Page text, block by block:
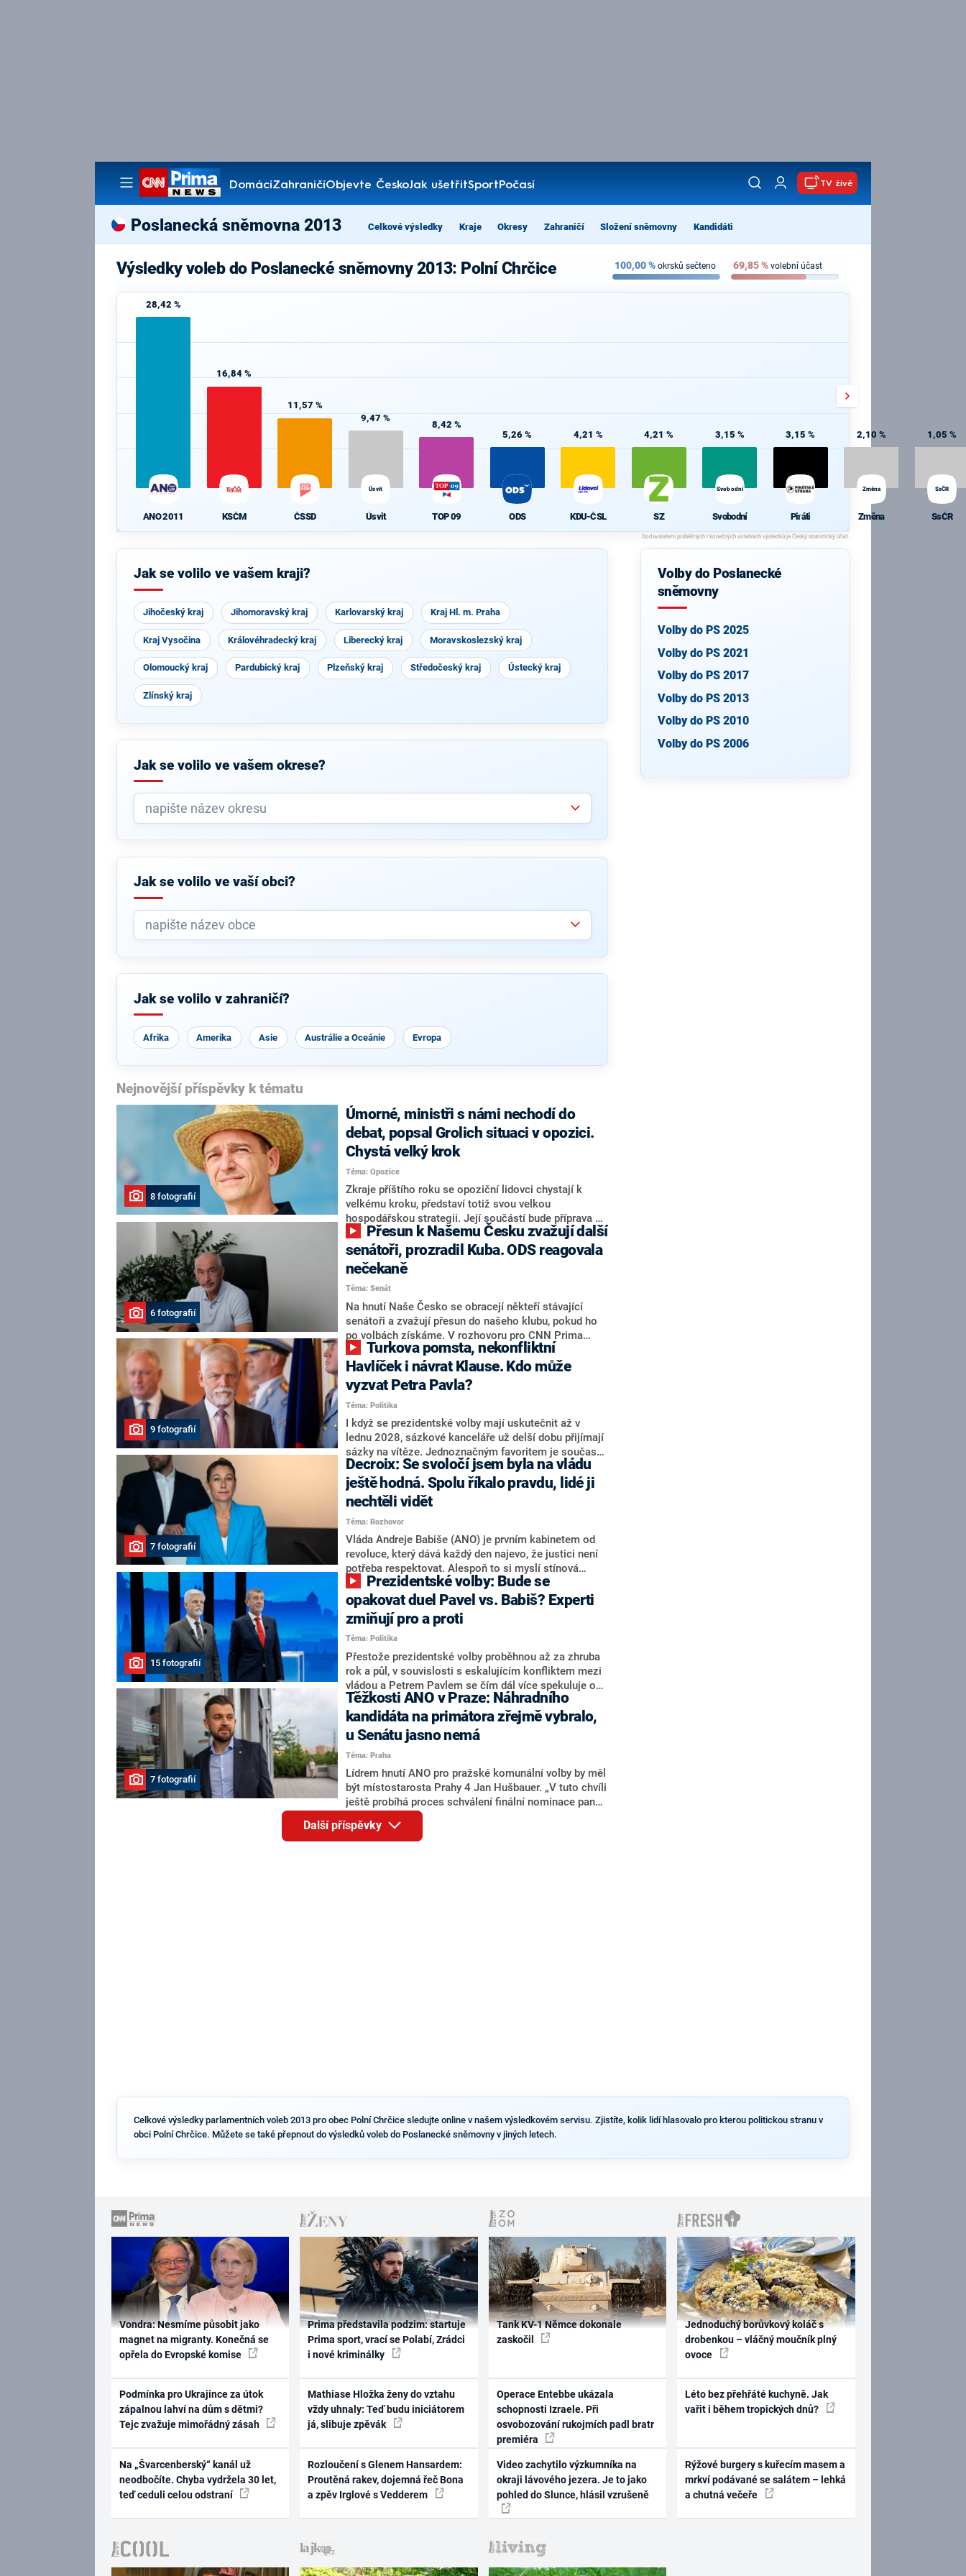
DomácíZahraničíObjevte ČeskoJak ušetřitSportPočasí
Pořady
TV živě
Poslanecká sněmovna 2013 Celkové výsledky Kraje Okresy Zahraničí Složení sněmovny Kandidáti
Výsledky voleb do Poslanecké sněmovny 2013: Polní Chrčice 100,00% okrsků sečteno 69,85% volební účast
28,42 %
ANO 2011
16,84 %
KSČM
11,57 %
ČSSD
9,47 %
Úsvit
Úsvit
8,42 %
TOP 09
5,26 %
ODS
4,21 %
KDU-ČSL
4,21 %
SZ
3,15 %
Svobodní
Svobodní
3,15 %
Piráti
2,10 %
Změna
Změna
1,05 %
SsČR
SsČR
Jak se volilo ve vašem kraji?
Jihočeský kraj Jihomoravský kraj Karlovarský kraj Kraj Hl. m. Praha
Kraj Vysočina Královéhradecký kraj Liberecký kraj Moravskoslezský kraj
Olomoucký kraj Pardubický kraj Plzeňský kraj Středočeský kraj Ústecký kraj
Zlínský kraj
Jak se volilo ve vašem okrese?
Jak se volilo ve vaší obci?
Jak se volilo v zahraničí?
Afrika Amerika Asie Austrálie a Oceánie Evropa
Nejnovější příspěvky k tématu
8 fotografií
Úmorné, ministři s námi nechodí do
debat, popsal Grolich situaci v opozici.
Chystá velký krok
Téma: Opozice
Zkraje příštího roku se opoziční lidovci chystají k
velkému kroku, představí totiž svou velkou
hospodářskou strategii. Její součástí bude příprava na
stárnutí populace, řekl ve středu na setkání s novináři
nový předseda lidovců Jan Grolich. Ten zároveň v
senátních volbách kandiduje ve Vyškově. Popsal i
aktivitu opozice, o níž vládní strany nebo političtí
komentátoři mluví jako o slabé a v defenzivě. „Je to
úmorná práce upozorňovat na chyby vlády. Ministři s
námi navíc nechodí do debat. Chceme ale ukazovat
svoje témata,“ odpověděl Grolich na dotaz CNN Prima
NEWS.
6 fotografií
senátoři, prozradil Kuba. ODS reagovala
nečekaně
Téma: Senát
Na hnutí Naše Česko se obracejí někteří stávající
senátoři a zvažují přesun do našeho klubu, pokud ho
po volbách získáme. V rozhovoru pro CNN Prima
NEWS to řekl zakladatel hnutí a jihočeský hejtman
Martin Kuba. Konkrétní nebyl, ale získat by takto mohl
například senátora Zdeňka Hrabu, který je dnes
součástí klubu ODS a TOP 09. Hraba to na dotaz
redakce nevyloučil. Předseda klubu senátorů ODS
Zdeněk Nytra redakci řekl, že počítá s odchodem
některých senátorů z klubu a že Naše Česko není
nepřítel, ale soupeř.
9 fotografií
Havlíček i návrat Klause. Kdo může
vyzvat Petra Pavla?
Téma: Politika
I když se prezidentské volby mají uskutečnit až v
lednu 2028, sázkové kanceláře už delší dobu přijímají
sázky na vítěze. Jednoznačným favoritem je současná
hlava státu Petr Pavel. Daleko za ním pak bookmakeři
zmiňují dva výrazné politiky ANO, tedy premiéra
Andreje Babiše a ministra průmyslu Karla Havlíčka.
Oblíbeným tipem samotných sázkařů je poslanec za
Motoristy Filip Turek. Politolog Jan Kubáček nicméně
o případné kandidatuře kohokoliv ze zmíněné trojice
značně pochybuje. Podle něj současná koalice dosud
nemá osobu, která by Pavlovi mohla konkurovat.
7 fotografií
Decroix: Se svoločí jsem byla na vládu
ještě hodná. Spolu říkalo pravdu, lidé ji
nechtěli vidět
Téma: Rozhovor
Vláda Andreje Babiše (ANO) je prvním kabinetem od
revoluce, který dává každý den najevo, že justici není
potřeba respektovat. Alespoň to si myslí stínová
ministryně spravedlnosti ODS Eva Decroix. V
rozhovoru pro CNN Prima NEWS si nebrala servítky
ohledně politického výkonu svého nástupce Jeronýma
Tejce (za ANO) či vládní zmocněnkyně pro lidská
práva Taťány Malé (ANO). Označením „svoloč“ na
adresu vlády prý byla ještě hodná. Decroix se také
vrátila k volební porážce koalice Spolu či promluvila o
hnutí Naše Česko Martina Kuby.
15 fotografií
opakovat duel Pavel vs. Babiš? Experti
zmiňují pro a proti
Téma: Politika
Přestože prezidentské volby proběhnou až za zhruba
rok a půl, v souvislosti s eskalujícím konfliktem mezi
vládou a Petrem Pavlem se čím dál více spekuluje o
tom, koho by do bitvy o Hrad mohla vyslat současná
koalice. Někteří političtí komentátoři znovu vytahují
jméno premiéra Andreje Babiše (ANO). Jak moc je
pravděpodobné, že se v prezidentských volbách 2028
bude znovu opakovat souboj z roku 2023?
7 fotografií
Těžkosti ANO v Praze: Náhradního
kandidáta na primátora zřejmě vybralo,
u Senátu jasno nemá
Téma: Praha
Lídrem hnutí ANO pro pražské komunální volby by měl
být místostarosta Prahy 4 Jan Hušbauer. „V tuto chvíli
ještě probíhá proces schválení finální nominace pana
Jana Hušbauera Výborem hnutí ANO,“ uvedl pro
redakci místopředseda pražského ANO Martin
Benkovič. O Hušbauerovi se spekulovalo jako o
Další příspěvky
Volby do Poslanecké
sněmovny
Volby do PS 2025
Volby do PS 2021
Volby do PS 2017
Volby do PS 2013
Volby do PS 2010
Volby do PS 2006
Celkové výsledky parlamentních voleb 2013 pro obec Polní Chrčice sledujte online v našem výsledkovém servisu. Zjistíte, kolik lidí hlasovalo pro kterou politickou stranu v
obci Polní Chrčice. Můžete se také přepnout do výsledků voleb do Poslanecké sněmovny v jiných letech.
Vondra: Nesmíme působit jako
magnet na migranty. Konečná se
opřela do Evropské komise
Podmínka pro Ukrajince za útok
zápalnou lahví na dům s dětmi?
Tejc zvažuje mimořádný zásah
Na „Švarcenberský“ kanál už
neodbočíte. Chyba vydržela 30 let,
teď ceduli celou odstraní
Prima představila podzim: startuje
Prima sport, vrací se Polabí, Zrádci
i nové kriminálky
Mathiase Hložka ženy do vztahu
vždy uhnaly: Teď budu iniciátorem
já, slibuje zpěvák
Rozloučení s Glenem Hansardem:
Proutěná rakev, dojemná řeč Bona
a zpěv Irglové s Vedderem
Tank KV-1 Němce dokonale
zaskočil
Operace Entebbe ukázala
schopnosti Izraele. Při
osvobozování rukojmích padl bratr
premiéra
Video zachytilo výzkumníka na
okraji lávového jezera. Je to jako
pohled do Slunce, hlásil vzrušeně
Jednoduchý borůvkový koláč s
drobenkou – vláčný moučník plný
ovoce
Léto bez přehřáté kuchyně. Jak
vařit i během tropických dnů?
Rýžové burgery s kuřecím masem a
mrkví podávané se salátem – lehká
a chutná večeře